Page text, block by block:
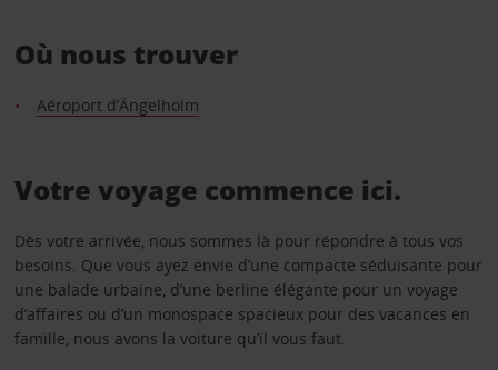
Où nous trouver
Aéroport d’Ängelholm
Votre voyage commence ici.
Dès votre arrivée, nous sommes là pour répondre à tous vos
besoins. Que vous ayez envie d’une compacte séduisante pour
une balade urbaine, d’une berline élégante pour un voyage
d’affaires ou d’un monospace spacieux pour des vacances en
famille, nous avons la voiture qu’il vous faut.